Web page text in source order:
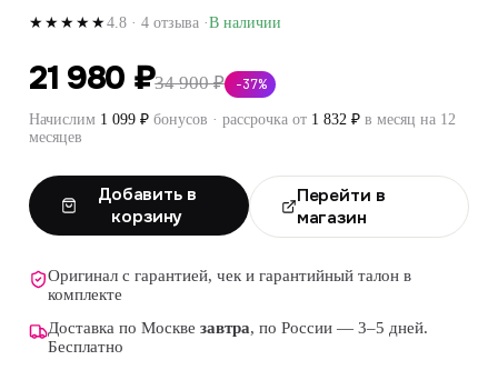
★★★★★4.8 · 4 отзыва ·В наличии
21 980 ₽34 900 ₽ −37%
Начислим 1 099 ₽ бонусов · рассрочка от 1 832 ₽ в месяц на 12
месяцев
Добавить в
корзину
Перейти в
магазин
Оригинал с гарантией, чек и гарантийный талон в
комплекте
Доставка по Москве завтра, по России — 3–5 дней.
Бесплатно